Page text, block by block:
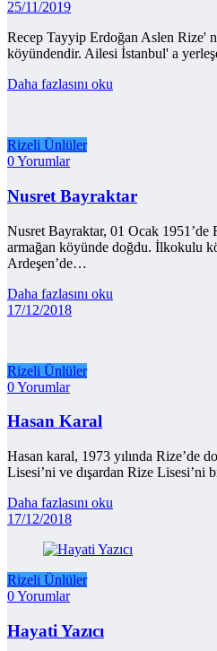
25/11/2019
Recep Tayyip Erdoğan Aslen Rize'
köyündendir. Ailesi İstanbul' a
Daha fazlasını oku
Rizeli Ünlüler
0 Yorumlar
Nusret Bayraktar
Nusret Bayraktar, 01 Ocak 1951’de
armağan köyünde doğdu. İlkokulu
Ardeşen’de…
Daha fazlasını oku
17/12/2018
Rizeli Ünlüler
0 Yorumlar
Hasan Karal
Hasan karal, 1973 yılında Rize’de
Lisesi’ni ve dışardan Rize
Daha fazlasını oku
17/12/2018
Rizeli Ünlüler
0 Yorumlar
Hayati Yazıcı